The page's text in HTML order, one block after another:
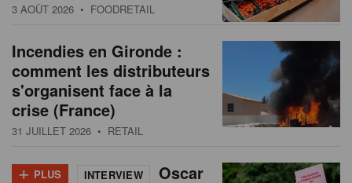
3 AOÛT 2026 • FOODRETAIL
Incendies en Gironde :
comment les distributeurs
s'organisent face à la
crise (France)
31 JUILLET 2026 • RETAIL
+ PLUS INTERVIEW Oscar